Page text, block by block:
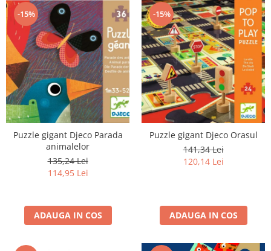
-15%
Puzzle gigant Djeco Parada
animalelor
135,24 Lei
114,95 Lei
ADAUGA IN COS
-15%
Puzzle gigant Djeco Orasul
141,34 Lei
120,14 Lei
ADAUGA IN COS